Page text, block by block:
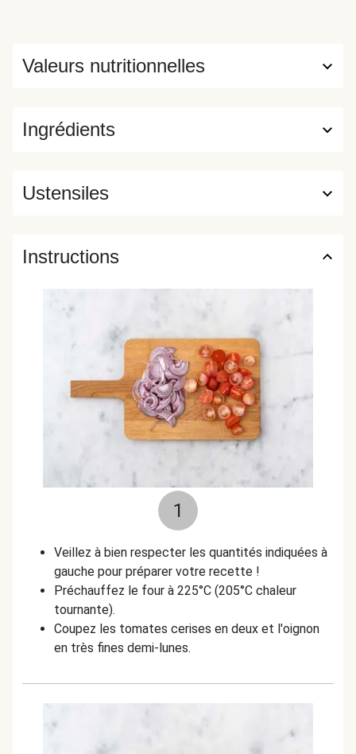
Ingrédients
Valeurs nutritionnelles
Ustensiles
Instructions
1
Veillez à bien respecter les quantités indiquées à
gauche pour préparer votre recette !
Préchauffez le four à 225°C (205°C chaleur
tournante).
Coupez les tomates cerises en deux et l'oignon
en très fines demi-lunes.